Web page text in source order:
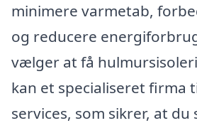
minimere varmetab,
og reducere
vælger at få
kan et specialiseret firma
services, som sikrer, at